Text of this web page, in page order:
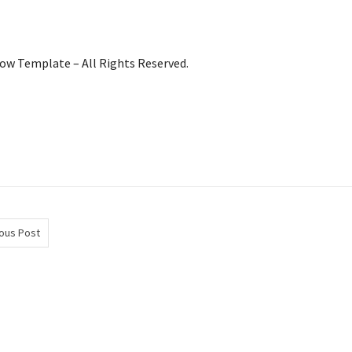
Template – All Rights Reserved.
Post